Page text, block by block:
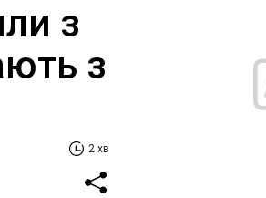
з
з
2 хв